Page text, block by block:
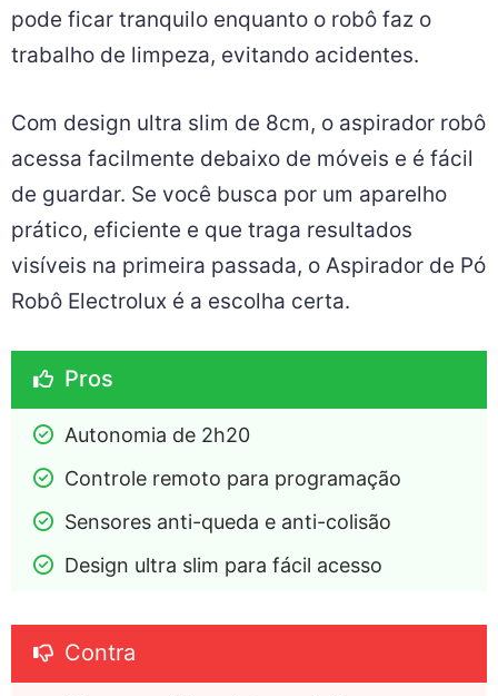
pode ficar tranquilo enquanto o robô faz o
trabalho de limpeza, evitando acidentes.
Com design ultra slim de 8cm, o aspirador robô
acessa facilmente debaixo de móveis e é fácil
de guardar. Se você busca por um aparelho
prático, eficiente e que traga resultados
visíveis na primeira passada, o Aspirador de Pó
Robô Electrolux é a escolha certa.
Pros
Autonomia de 2h20
Controle remoto para programação
Sensores anti-queda e anti-colisão
Design ultra slim para fácil acesso
Contra